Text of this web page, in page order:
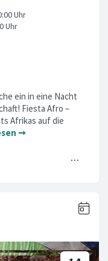
ein in eine Nacht
Fiesta Afro –
Afrikas auf die
➞